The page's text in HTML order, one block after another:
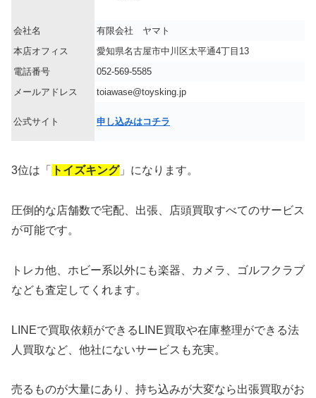
会社名
有限会社 ヤマト
本店オフィス
愛知県名古屋市中川区太平通4丁目13
電話番号
052-569-5585
メールアドレス
toiawase@toysking.jp
公式サイト 申し込みはコチラ
3位は「 トイズキング」になります。
圧倒的な店舗数で宅配、出張、店頭買取すべてのサービス
が可能です。
トレカ他、ホビー系以外にも楽器、カメラ、ゴルフクラブ
なども査定してくれます。
LINEで買取依頼ができるLINE買取や在庫整理ができる法
人買取など、他社にないサービスも充実。
売るものが大量にあり、持ち込みが大変なら出張買取がお